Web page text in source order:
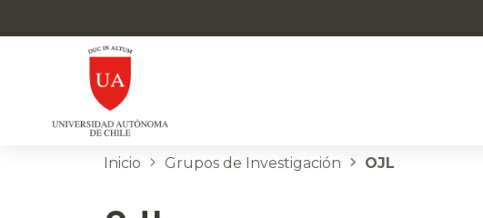
Inicio Grupos de Investigación OJL